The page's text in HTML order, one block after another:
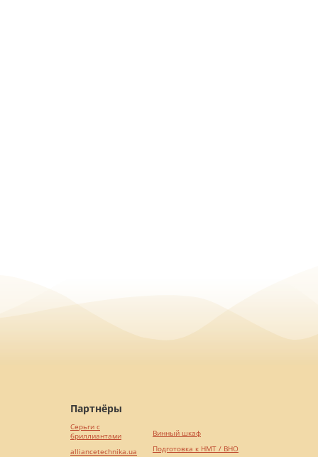
Партнёры
Серьги с
бриллиантами
alliancetechnika.ua
Винный шкаф
Подготовка к НМТ / ВНО